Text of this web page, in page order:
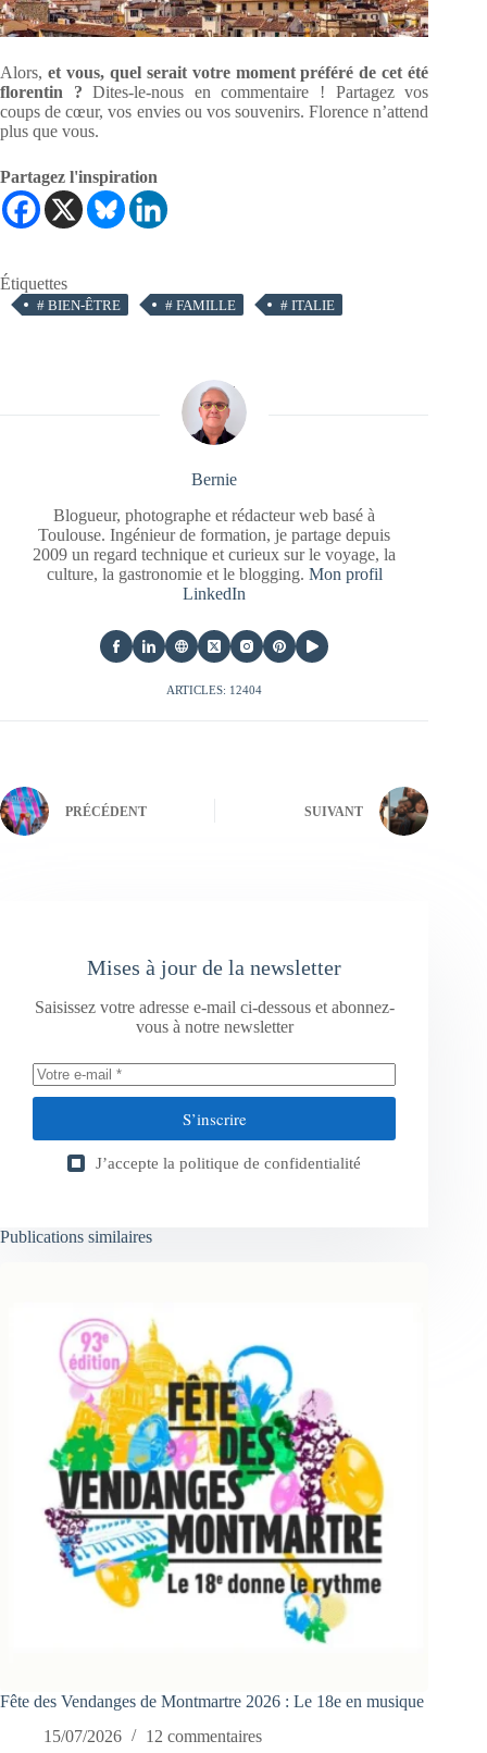
Alors, et vous, quel serait votre moment préféré de cet été
florentin ? Dites-le-nous en commentaire ! Partagez vos
coups de cœur, vos envies ou vos souvenirs. Florence n’attend
plus que vous.
Partagez l'inspiration
Étiquettes
# BIEN-ÊTRE # FAMILLE # ITALIE
Bernie
Blogueur, photographe et rédacteur web basé à
Toulouse. Ingénieur de formation, je partage depuis
2009 un regard technique et curieux sur le voyage, la
culture, la gastronomie et le blogging. Mon profil
LinkedIn
ARTICLES: 12404
PRÉCÉDENT SUIVANT
Mises à jour de la newsletter
Saisissez votre adresse e-mail ci-dessous et abonnez-
vous à notre newsletter
S’inscrire
J’accepte la politique de confidentialité
Publications similaires
Fête des Vendanges de Montmartre 2026 : Le 18e en musique
15/07/2026
12 commentaires